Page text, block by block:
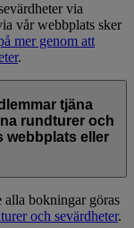
via
vår webbplats sker
mer genom att
.
tjäna
rundturer och
webbplats eller
bokningar göras
och sevärdheter.